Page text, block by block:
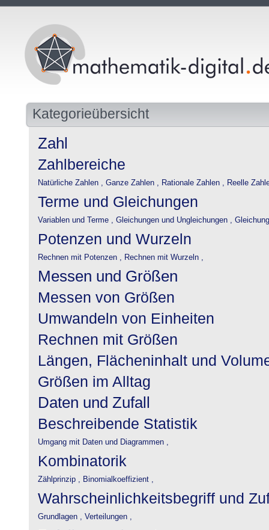
Kategorieübersicht
Zahl
Zahlbereiche
Natürliche Zahlen , Ganze Zahlen , Rationale Zahlen , Reelle
Terme und Gleichungen
Variablen und Terme , Gleichungen und Ungleichungen ,
Potenzen und Wurzeln
Rechnen mit Potenzen , Rechnen mit Wurzeln ,
Messen und Größen
Messen von Größen
Umwandeln von Einheiten
Rechnen mit Größen
Längen, Flächeninhalt und
Größen im Alltag
Daten und Zufall
Beschreibende Statistik
Umgang mit Daten und Diagrammen ,
Kombinatorik
Zählprinzip , Binomialkoeffizient ,
Wahrscheinlichkeitsbegriff und
Grundlagen , Verteilungen ,